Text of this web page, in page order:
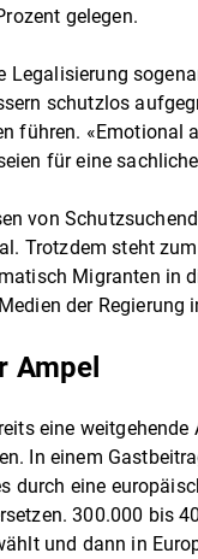
gelegen.
Legalisierung
schutzlos
führen. «Emotional
für eine
von
Trotzdem steht
Migranten in
der Regierung
Ampel
eine
In einem
durch eine
300.000 bis
und dann in